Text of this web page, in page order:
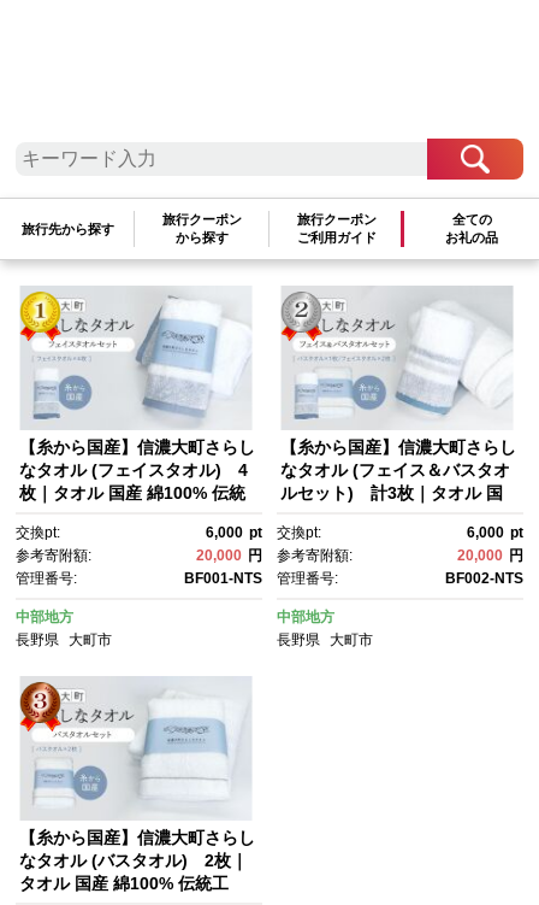
旅行先から探す
旅行クーポン
から探す
旅行クーポン
ご利用ガイド
全ての
お礼の品
参考寄附額順 | 新着順 |人気ランキング順
【糸から国産】信濃大町さらし
なタオル (フェイスタオル) 4
枚｜タオル 国産 綿100% 伝統
気 おすすめ フェイスケア 肌触
り 柔らかい ギフト プレゼン
ト 日用品 洗濯 速乾 敏感肌 赤
ちゃん 送料無料 長野県 大町
市 ふるさと納税
交換pt: 6,000 pt
参考寄附額:
20,000 円
管理番号:
BF001-NTS
中部地方
長野県
大町市
【糸から国産】信濃大町さらし
なタオル (フェイス＆バスタオ
ルセット) 計3枚｜タオル 国
場 高品質 吸水性 人気 おすす
め フェイスケア 肌触り 柔らか
い ギフト プレゼント 日用品 洗
濯 速乾 敏感肌 赤ちゃん 送料無
料 長野県 大町市 ふるさと納税
交換pt: 6,000 pt
参考寄附額:
20,000 円
管理番号:
BF002-NTS
中部地方
長野県 大町市
【糸から国産】信濃大町さらし
なタオル (バスタオル) 2枚｜
タオル 国産 綿100% 伝統工